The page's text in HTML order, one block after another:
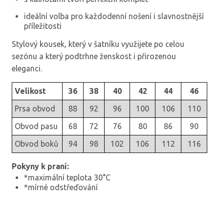
ideální volba pro každodenní nošení i slavnostnější
příležitosti
Stylový kousek, který v šatníku využijete po celou
sezónu a který podtrhne ženskost i přirozenou
eleganci.
Velikost 36 38 40 42 44
46
Prsa obvod
88 92 96 100 106
110
Obvod pasu
68 72 76 80 86
90
Obvod boků
94 98 102 106 112 116
Pokyny k praní:
*maximální teplota 30°C
*mírné odstřeďování